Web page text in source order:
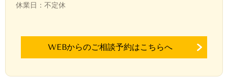
休業日：不定休
WEBからのご相談予約はこちらへ